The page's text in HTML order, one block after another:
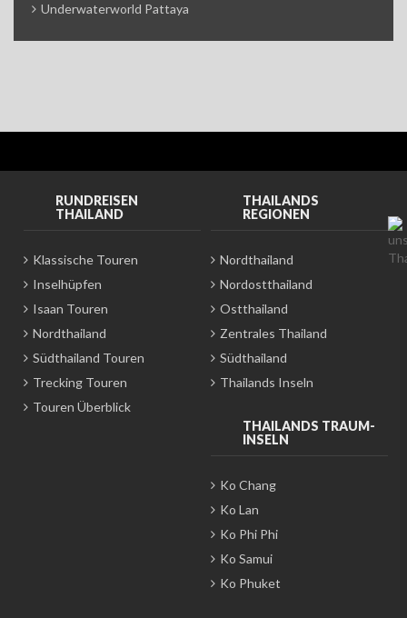
Underwaterworld Pattaya
RUNDREISEN
THAILAND
Klassische Touren
Inselhüpfen
Isaan Touren
Nordthailand
Südthailand Touren
Trecking Touren
Touren Überblick
THAILANDS
REGIONEN
Nordthailand
Nordostthailand
Ostthailand
Zentrales Thailand
Südthailand
Thailands Inseln
THAILANDS TRAUM-
INSELN
Ko Chang
Ko Lan
Ko Phi Phi
Ko Samui
Ko Phuket